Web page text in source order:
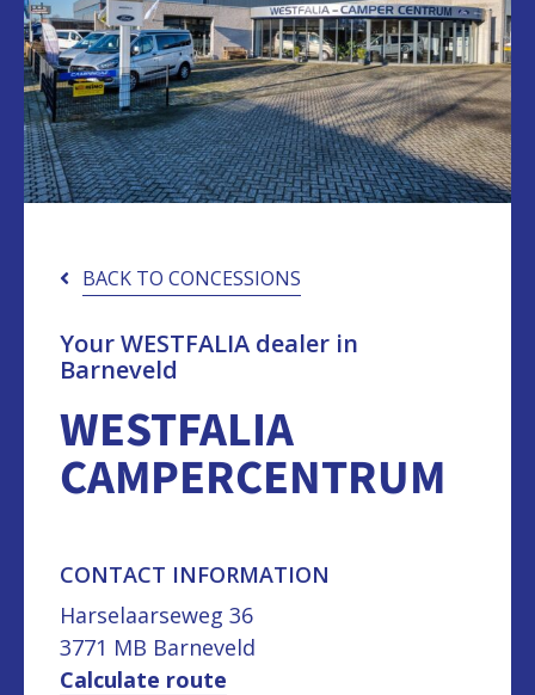
BACK TO CONCESSIONS
Your WESTFALIA dealer in
Barneveld
WESTFALIA
CAMPERCENTRUM
CONTACT INFORMATION
Harselaarseweg 36
3771 MB Barneveld
Calculate route